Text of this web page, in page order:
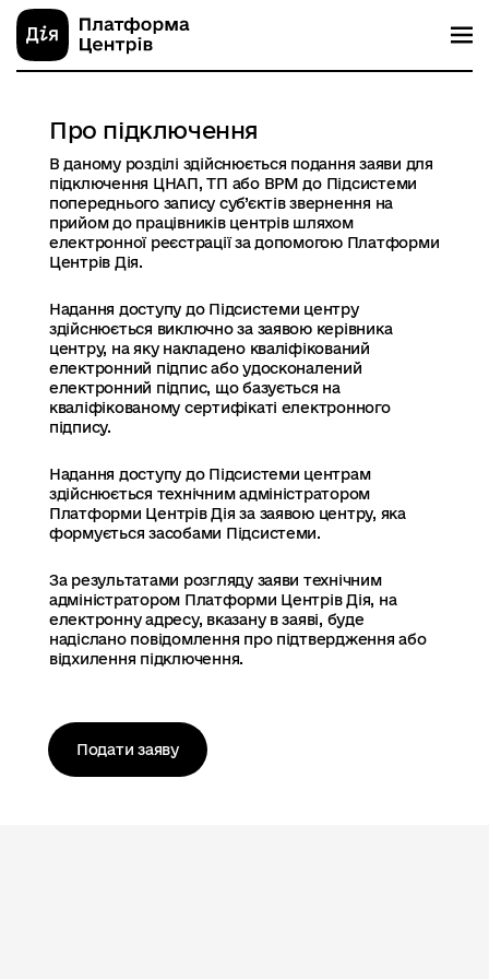
Про підключення
В даному розділі здійснюється подання заяви для
підключення ЦНАП, ТП або ВРМ до Підсистеми
попереднього запису суб’єктів звернення на
прийом до працівників центрів шляхом
електронної реєстрації за допомогою Платформи
Центрів Дія.
Надання доступу до Підсистеми центру
здійснюється виключно за заявою керівника
центру, на яку накладено кваліфікований
електронний підпис або удосконалений
електронний підпис, що базується на
кваліфікованому сертифікаті електронного
підпису.
Надання доступу до Підсистеми центрам
здійснюється технічним адміністратором
Платформи Центрів Дія за заявою центру, яка
формується засобами Підсистеми.
За результатами розгляду заяви технічним
адміністратором Платформи Центрів Дія, на
електронну адресу, вказану в заяві, буде
надіслано повідомлення про підтвердження або
відхилення підключення.
Подати заяву